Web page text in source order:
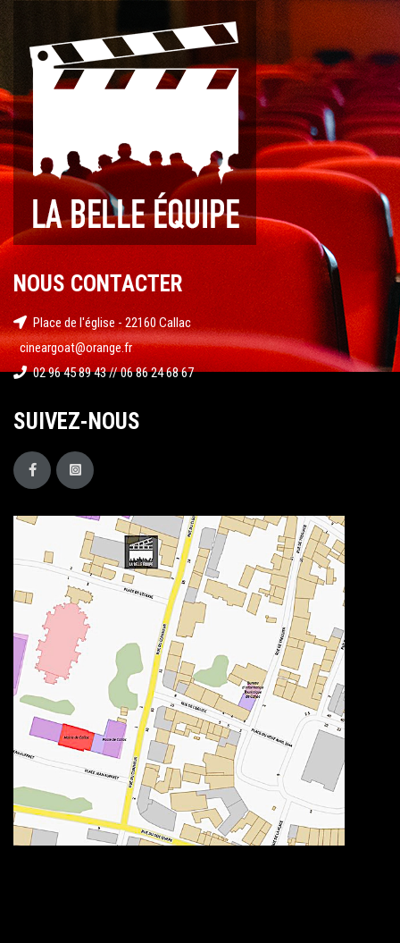
NOUS CONTACTER
Place de l'église - 22160 Callac
cineargoat@orange.fr
02 96 45 89 43 // 06 86 24 68 67
SUIVEZ-NOUS